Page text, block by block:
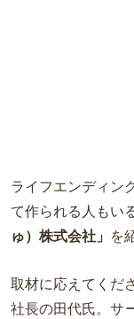
ライフエンディン
て作られる人もい
ゅ）株式会社」 を
取材に応えてくだ
社長の田代氏。 サ